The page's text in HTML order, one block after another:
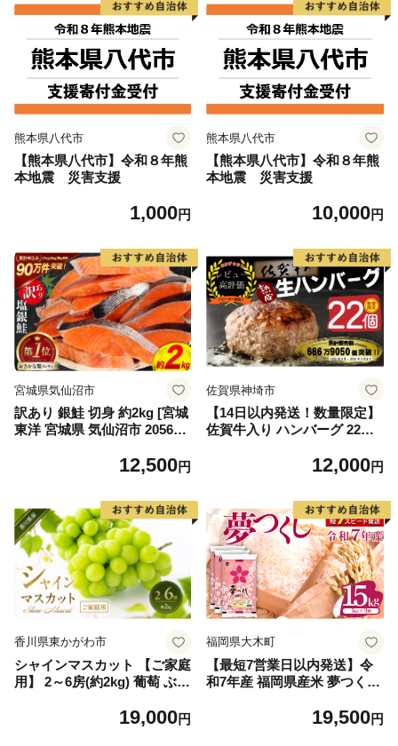
介
熊本県八代市
【熊本県八代市】令和８年熊
本地震 災害支援
1,000円
熊本県八代市
【熊本県八代市】令和８年熊
本地震 災害支援
10,000円
宮城県気仙沼市
訳あり 銀鮭 切身 約2kg [宮城
東洋 宮城県 気仙沼市 205649
格外 不揃い さけ サケ 鮭切身
切り身 魚 わけあり
12,500円
佐賀県神埼市
【14日以内発送！数量限定】
佐賀牛入り ハンバーグ 22個
毛和牛 ブランド牛 九州 ハン
(H083106)
12,000円
香川県東かがわ市
シャインマスカット 【ご家庭
用】 2～6房(約2kg) 葡萄 ぶど
もの 果実 旬の果物 旬のフル
19,000円
福岡県大木町
【最短7営業日以内発送】令
和7年産 福岡県産米 夢つくし
19,500円